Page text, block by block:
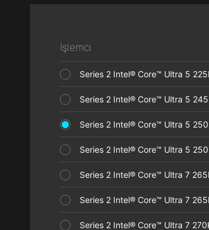
İşlemci
Series 2 Intel® Core™ Ultra 5
Series 2 Intel® Core™ Ultra 5
Series 2 Intel® Core™ Ultra 5
Series 2 Intel® Core™ Ultra 5
Series 2 Intel® Core™ Ultra 7
Series 2 Intel® Core™ Ultra 7
Series 2 Intel® Core™ Ultra 7